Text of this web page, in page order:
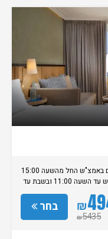
מחיר מיוחד למזמינים באתר - קבלת חדרים באמצ"ש החל מהשעה 15:00
ובשבת החל מצאת השבת עזיבת החדרים באמצ"ש עד השעה 11:00 ובשבת עד
השעה 14:00. עזיבה במוצ"ש הינה בתוספת 250 ש"ח לחדר. שימו לב, בשבתות
ובחגים יהודיים אפשר לבצע צ’ק-אין אחרי 20:00. לתשומת ליבכם: הכניסה
נוספים יחולו על הזמנה
בחר ₪
₪5435